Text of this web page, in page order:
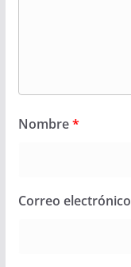
Nombre*
Correo electrónico